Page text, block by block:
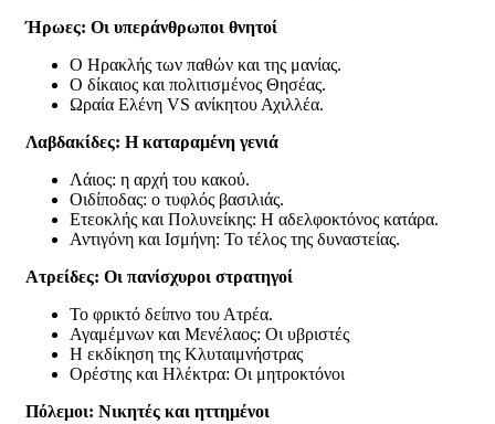
Ήρωες: Οι υπεράνθρωποι θνητοί
Ο Ηρακλής των παθών και της μανίας.
Ο δίκαιος και πολιτισμένος Θησέας.
Ωραία Ελένη VS ανίκητου Αχιλλέα.
Λαβδακίδες: Η καταραμένη γενιά
Λάιος: η αρχή του κακού.
Οιδίποδας: ο τυφλός βασιλιάς.
Ετεοκλής και Πολυνείκης: Η αδελφοκτόνος κατάρα.
Αντιγόνη και Ισμήνη: Το τέλος της δυναστείας.
Ατρείδες: Οι πανίσχυροι στρατηγοί
Το φρικτό δείπνο του Ατρέα.
Αγαμέμνων και Μενέλαος: Οι υβριστές
Η εκδίκηση της Κλυταιμνήστρας
Ορέστης και Ηλέκτρα: Οι μητροκτόνοι
Πόλεμοι: Νικητές και ηττημένοι